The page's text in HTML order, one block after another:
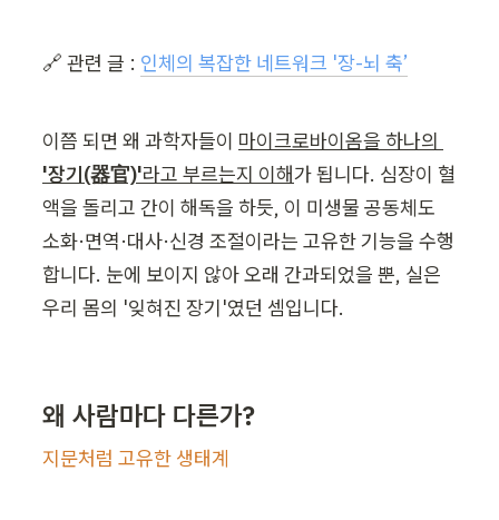
🔗 관련 글 : 인체의 복잡한 네트워크 '장-뇌 축’
이쯤 되면 왜 과학자들이
'장기(器官)'라고 부르는지 이해가 됩니다. 심장이 혈
액을 돌리고 간이 해독을 하듯, 이 미생물 공동체도
소화·면역·대사·신경 조절이라는 고유한 기능을 수행
합니다. 눈에 보이지 않아 오래 간과되었을 뿐, 실은
우리 몸의 '잊혀진 장기'였던 셈입니다.
왜 사람마다 다른가?
지문처럼 고유한 생태계